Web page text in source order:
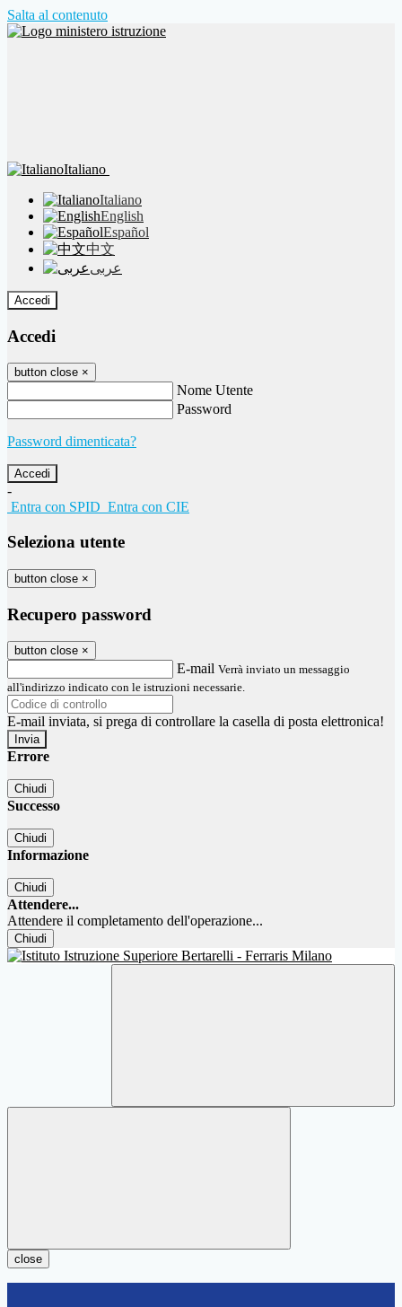
Salta al contenuto
Italiano
Italiano
English
Español
中文
عربى
Accedi
Accedi
button close ×
Nome Utente
Password
Password dimenticata?
-
Entra con SPID Entra con CIE
Seleziona utente
button close ×
Recupero password
button close ×
E-mail Verrà inviato un messaggio
all'indirizzo indicato con le istruzioni necessarie.
E-mail inviata, si prega di controllare la casella di posta elettronica!
Errore
Chiudi
Successo
Chiudi
Informazione
Chiudi
Attendere...
Attendere il completamento dell'operazione...
Chiudi
close